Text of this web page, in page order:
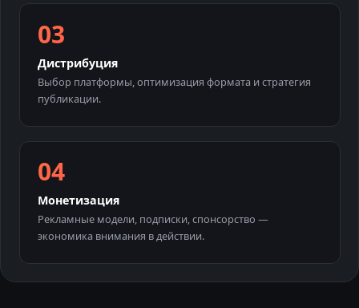
Дистрибуция
Выбор платформы, оптимизация формата и стратегия
публикации.
Монетизация
Рекламные модели, подписки, спонсорство —
экономика внимания в действии.